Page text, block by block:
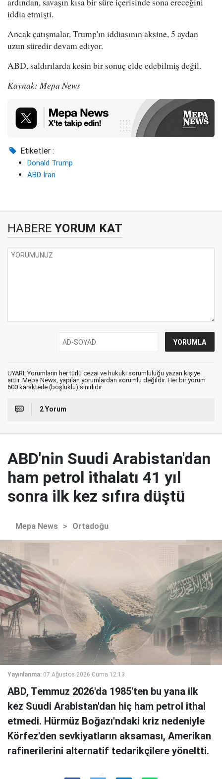
iddia etmişti.
Ancak çatışmalar, Trump'ın iddiasının aksine, 5 aydan
uzun süredir devam ediyor.
ABD, saldırılarda kesin bir sonuç elde edebilmiş değil.
Kaynak: Mepa News
Etiketler :
Donald Trump
ABD İran
HABERE YORUM KAT
UYARI: Yorumların her türlü cezai ve hukuki sorumluluğu yazan kişiye
aittir. Mepa News, yapılan yorumlardan sorumlu değildir. Her bir yorum
600 karakterle (boşluklu) sınırlıdır.
2 Yorum
ABD'nin Suudi Arabistan'dan
ham petrol ithalatı 41 yıl
sonra ilk kez sıfıra düştü
Mepa News > Ortadoğu
Yayınlanma: 07 Ağustos 2026 Cuma 12:13
ABD, Temmuz 2026'da 1985'ten bu yana ilk
kez Suudi Arabistan'dan hiç ham petrol ithal
etmedi. Hürmüz Boğazı'ndaki kriz nedeniyle
Körfez'den sevkiyatların aksaması, Amerikan
rafinerilerini alternatif tedarikçilere yöneltti.